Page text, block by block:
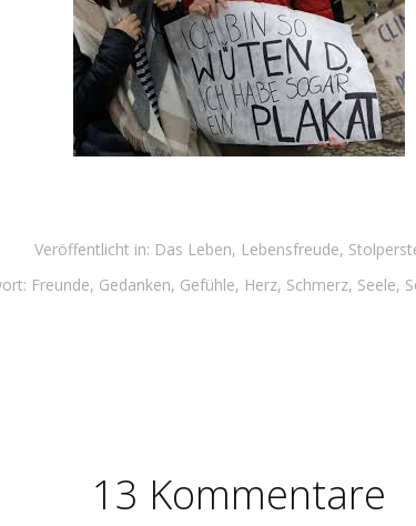
Veröffentlicht in: Das Leben, Lebensfreude,
Freunde, Gedanken, Gefühle, Herz, Schmerz, Seele,
13 Kommentare